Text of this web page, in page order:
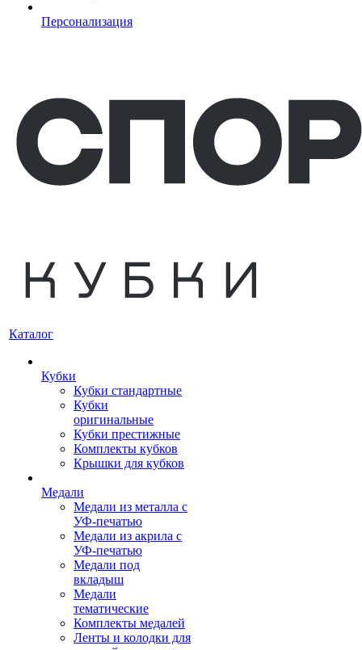
Персонализация
Каталог
Кубки
Кубки стандартные
Кубки
оригинальные
Кубки престижные
Комплекты кубков
Крышки для кубков
Медали
Медали из металла с
УФ-печатью
Медали из акрила с
УФ-печатью
Медали под
вкладыш
Медали
тематические
Комплекты медалей
Ленты и колодки для